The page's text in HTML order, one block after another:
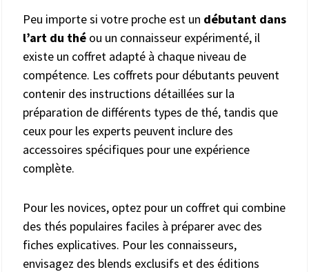
Peu importe si votre proche est un débutant dans
l’art du thé ou un connaisseur expérimenté, il
existe un coffret adapté à chaque niveau de
compétence. Les coffrets pour débutants peuvent
contenir des instructions détaillées sur la
préparation de différents types de thé, tandis que
ceux pour les experts peuvent inclure des
accessoires spécifiques pour une expérience
complète.
Pour les novices, optez pour un coffret qui combine
des thés populaires faciles à préparer avec des
fiches explicatives. Pour les connaisseurs,
envisagez des blends exclusifs et des éditions